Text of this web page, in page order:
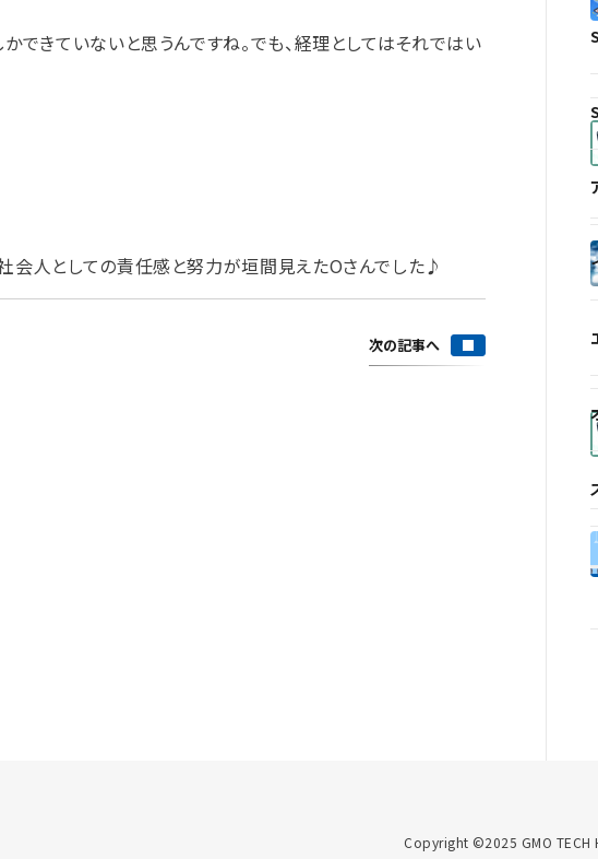
できていないと思うんですね。でも、経理としてはそれではい
会人としての責任感と努力が垣間見えたOさんでした♪
次の記事へ
Copyright ©2025 GMO TECH